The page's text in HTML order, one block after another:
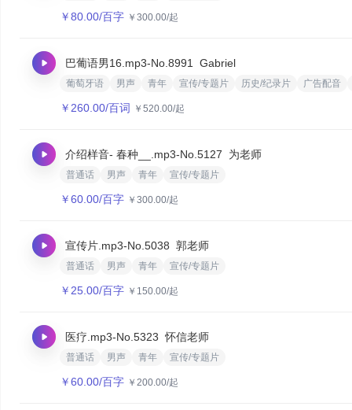
￥80.00/百字 ￥ 300.00/起
巴葡语男16.mp3-No.8991 Gabriel
葡萄牙语 男声 青年 宣传/专题片 历史/纪录片 广告配音
￥ 260.00/百词 ￥ 520.00/起
介绍样音- 春种__.mp3-No.5127 为老师
普通话 男声 青年 宣传/专题片
￥60.00/百字 ￥ 300.00/起
宣传片.mp3-No.5038 郭老师
普通话 男声 青年 宣传/专题片
￥ 25.00/百字 ￥ 150.00/起
医疗.mp3-No.5323 怀信老师
普通话 男声 青年 宣传/专题片
￥60.00/百字 ￥ 200.00/起